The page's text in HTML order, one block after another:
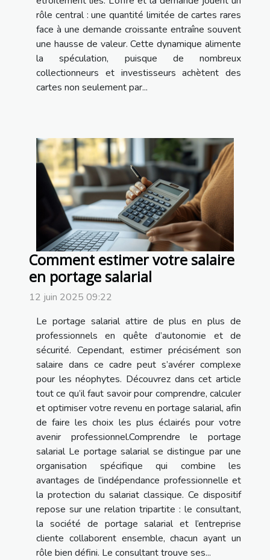
rôle central : une quantité limitée de cartes rares
face à une demande croissante entraîne souvent
une hausse de valeur. Cette dynamique alimente
la spéculation, puisque de nombreux
collectionneurs et investisseurs achètent des
cartes non seulement par...
Comment estimer votre salaire
en portage salarial
12 juin 2025 09:22
Le portage salarial attire de plus en plus de
professionnels en quête d’autonomie et de
sécurité. Cependant, estimer précisément son
salaire dans ce cadre peut s’avérer complexe
pour les néophytes. Découvrez dans cet article
tout ce qu’il faut savoir pour comprendre, calculer
et optimiser votre revenu en portage salarial, afin
de faire les choix les plus éclairés pour votre
avenir professionnel.Comprendre le portage
salarial Le portage salarial se distingue par une
organisation spécifique qui combine les
avantages de l’indépendance professionnelle et
la protection du salariat classique. Ce dispositif
repose sur une relation tripartite : le consultant,
la société de portage salarial et l’entreprise
cliente collaborent ensemble, chacun ayant un
rôle bien défini. Le consultant trouve ses...